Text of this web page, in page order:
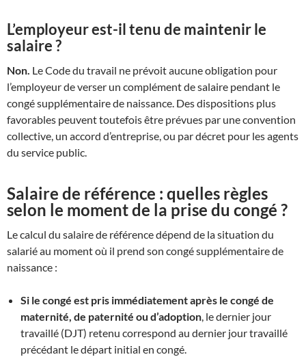
L’employeur est-il tenu de maintenir le
salaire ?
Non. Le Code du travail ne prévoit aucune obligation pour
l’employeur de verser un complément de salaire pendant le
congé supplémentaire de naissance. Des dispositions plus
favorables peuvent toutefois être prévues par une convention
collective, un accord d’entreprise, ou par décret pour les agents
du service public.
Salaire de référence : quelles règles
selon le moment de la prise du congé ?
Le calcul du salaire de référence dépend de la situation du
salarié au moment où il prend son congé supplémentaire de
naissance :
Si le congé est pris immédiatement après le congé de
maternité, de paternité ou d’adoption, le dernier jour
travaillé (DJT) retenu correspond au dernier jour travaillé
précédant le départ initial en congé.